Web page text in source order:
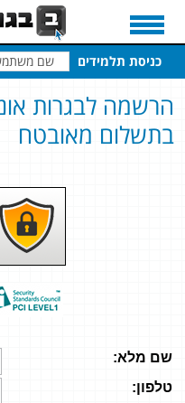
כניסת תלמידים
הרשמה לבגרות
בתשלום מאובטח
שם מלא:
טלפון: